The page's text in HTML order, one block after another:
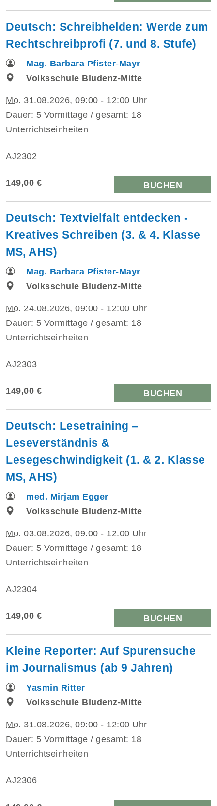
Deutsch: Schreibhelden: Werde zum
Rechtschreibprofi (7. und 8. Stufe)
Mag. Barbara Pfister-Mayr
Volksschule Bludenz-Mitte
Mo. 31.08.2026, 09:00 - 12:00 Uhr
Dauer: 5 Vormittage / gesamt: 18
Unterrichtseinheiten
AJ2302
149,00 € BUCHEN
Deutsch: Textvielfalt entdecken -
Kreatives Schreiben (3. & 4. Klasse
MS, AHS)
Mag. Barbara Pfister-Mayr
Volksschule Bludenz-Mitte
Mo. 24.08.2026, 09:00 - 12:00 Uhr
Dauer: 5 Vormittage / gesamt: 18
Unterrichtseinheiten
AJ2303
149,00 € BUCHEN
Deutsch: Lesetraining –
Leseverständnis &
Lesegeschwindigkeit (1. & 2. Klasse
MS, AHS)
med. Mirjam Egger
Volksschule Bludenz-Mitte
Mo. 03.08.2026, 09:00 - 12:00 Uhr
Dauer: 5 Vormittage / gesamt: 18
Unterrichtseinheiten
AJ2304
149,00 € BUCHEN
Kleine Reporter: Auf Spurensuche
im Journalismus (ab 9 Jahren)
Yasmin Ritter
Volksschule Bludenz-Mitte
Mo. 31.08.2026, 09:00 - 12:00 Uhr
Dauer: 5 Vormittage / gesamt: 18
Unterrichtseinheiten
AJ2306